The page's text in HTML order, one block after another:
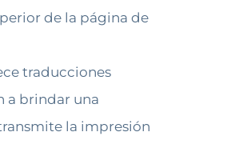
de la página de
traducciones
a brindar una
la impresión